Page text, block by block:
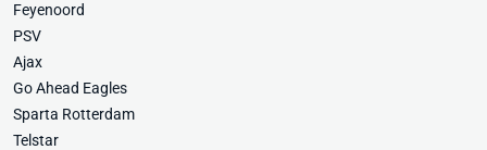
Feyenoord
PSV
Ajax
Go Ahead Eagles
Sparta Rotterdam
Telstar